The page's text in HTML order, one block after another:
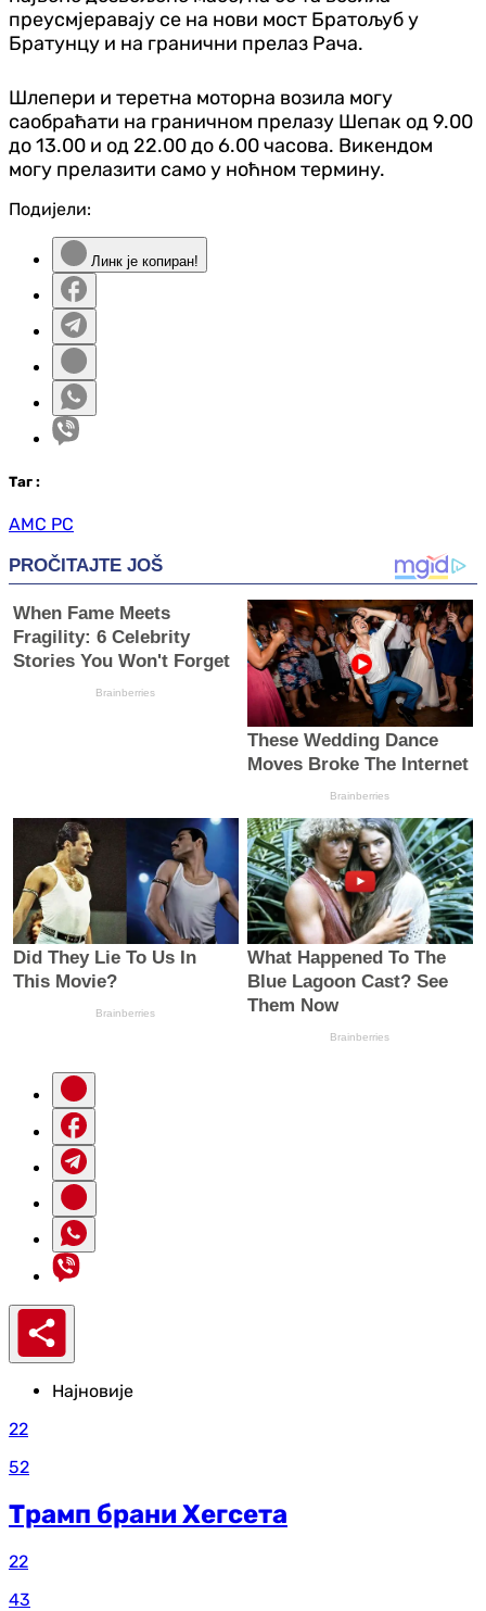
преусмјеравају се на нови мост Братољуб у
Братунцу и на гранични прелаз Рача.
Шлепери и теретна моторна возила могу
саобраћати на граничном прелазу Шепак од 9.00
до 13.00 и од 22.00 до 6.00 часова. Викендом
могу прелазити само у ноћном термину.
Подијели:
Линк је копиран!
Таг :
АМС РС
Најновије
22
52
Трамп брани Хегсета
22
43